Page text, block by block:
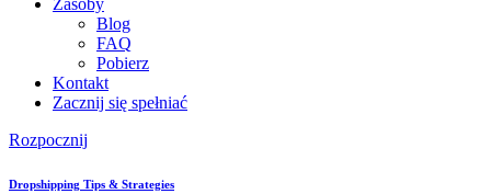
Zasoby
Blog
FAQ
Pobierz
Kontakt
Zacznij się spełniać
Rozpocznij
Dropshipping Tips & Strategies